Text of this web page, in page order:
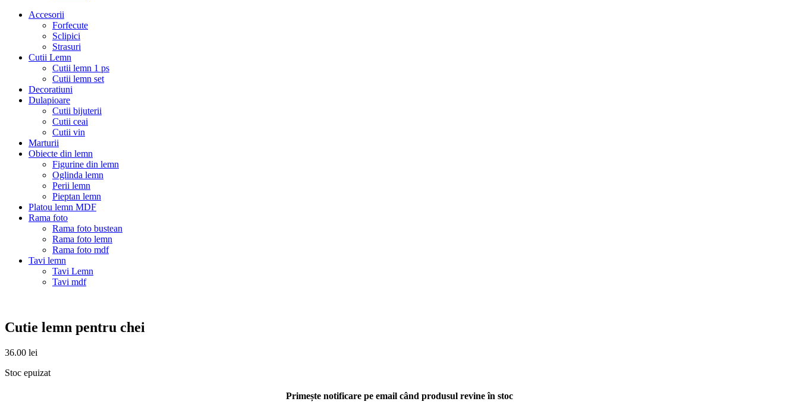
Accesorii
Forfecute
Sclipici
Strasuri
Cutii Lemn
Cutii lemn 1 ps
Cutii lemn set
Decoratiuni
Dulapioare
Cutii bijuterii
Cutii ceai
Cutii vin
Marturii
Obiecte din lemn
Figurine din lemn
Oglinda lemn
Perii lemn
Pieptan lemn
Platou lemn MDF
Rama foto
Rama foto bustean
Rama foto lemn
Rama foto mdf
Tavi lemn
Tavi Lemn
Tavi mdf
Cutie lemn pentru chei
36.00 lei
Stoc epuizat
Primește notificare pe email când produsul revine în stoc